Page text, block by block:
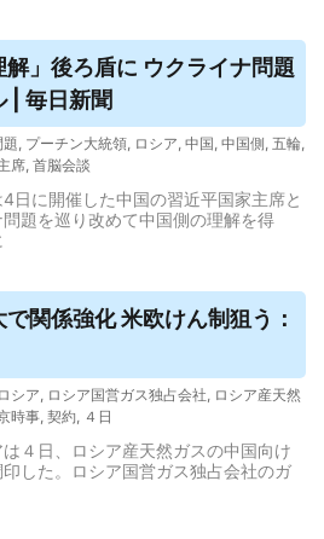
解」後ろ盾に ウクライナ問題
| 毎日新聞
, プーチン大統領, ロシア, 中国, 中国側, 五輪,
席, 首脳会談
日に開催した中国の習近平国家主席と
題を巡り改めて中国側の理解を得
関係強化 米欧けん制狙う：
ロシア, ロシア国営ガス独占会社, ロシア産天然
時事, 契約, ４日
は４日、ロシア産天然ガスの中国向け
した。ロシア国営ガス独占会社のガ